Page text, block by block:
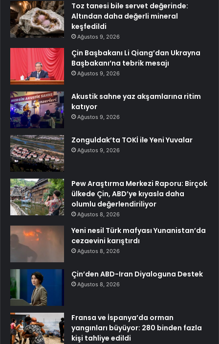
Toz tanesi bile servet değerinde:
Altından daha değerli mineral
keşfedildi
Ağustos 9, 2026
Çin Başbakanı Li Qiang’dan Ukrayna
Başbakanı’na tebrik mesajı
Ağustos 9, 2026
Akustik sahne yaz akşamlarına ritim
katıyor
Ağustos 9, 2026
Zonguldak’ta TOKİ ile Yeni Yuvalar
Ağustos 9, 2026
Pew Araştırma Merkezi Raporu: Birçok
ülkede Çin, ABD’ye kıyasla daha
olumlu değerlendiriliyor
Ağustos 8, 2026
Yeni nesil Türk mafyası Yunanistan’da
cezaevini karıştırdı
Ağustos 8, 2026
Çin’den ABD-Iran Diyaloguna Destek
Ağustos 8, 2026
Fransa ve İspanya’da orman
yangınları büyüyor: 280 binden fazla
kişi tahliye edildi